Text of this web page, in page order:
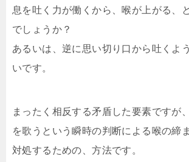
息を吐く力が働くから、喉が上がる、
でしょうか？
あるいは、逆に思い切り口から吐くよ
いです。
まったく相反する矛盾した要素ですが
を歌うという瞬時の判断による喉の締
対処するための、方法です。